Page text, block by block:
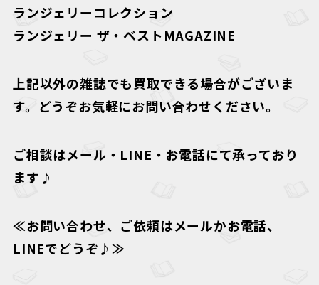
ランジェリーコレクション
ランジェリー ザ・ベストMAGAZINE
上記以外の雑誌でも買取できる場合がございま
す。どうぞお気軽にお問い合わせください。
ご相談はメール・LINE・お電話にて承っており
ます♪
≪お問い合わせ、ご依頼はメールかお電話、
LINEでどうぞ♪≫